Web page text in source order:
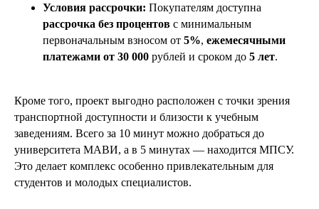
Условия рассрочки: Покупателям доступна
рассрочка без процентов с минимальным
первоначальным взносом от 5%, ежемесячными
платежами от 30 000 рублей и сроком до 5 лет.
Кроме того, проект выгодно расположен с точки зрения
транспортной доступности и близости к учебным
заведениям. Всего за 10 минут можно добраться до
университета МАВИ, а в 5 минутах — находится МПСУ.
Это делает комплекс особенно привлекательным для
студентов и молодых специалистов.